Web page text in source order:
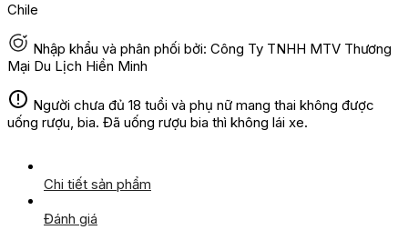
Chile
Nhập khẩu và phân phối bởi: Công Ty TNHH MTV Thương
Mại Du Lịch Hiền Minh
Người chưa đủ 18 tuổi và phụ nữ mang thai không được
uống rượu, bia. Đã uống rượu bia thì không lái xe.
Chi tiết sản phẩm
Đánh giá